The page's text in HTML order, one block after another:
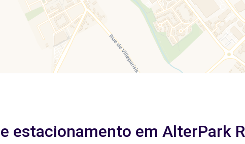
estacionamento em AlterPark